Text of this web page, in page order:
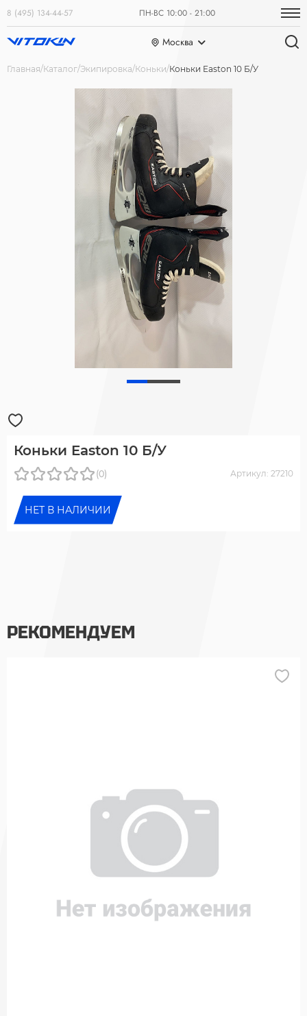
8 (495) 134-44-57 ПН-ВС 10:00 - 21:00
Москва
Главная Каталог Экипировка Коньки Коньки Easton 10 Б/У
Коньки Easton 10 Б/У
(0) Артикул: 27210
НЕТ В НАЛИЧИИ
РЕКОМЕНДУЕМ